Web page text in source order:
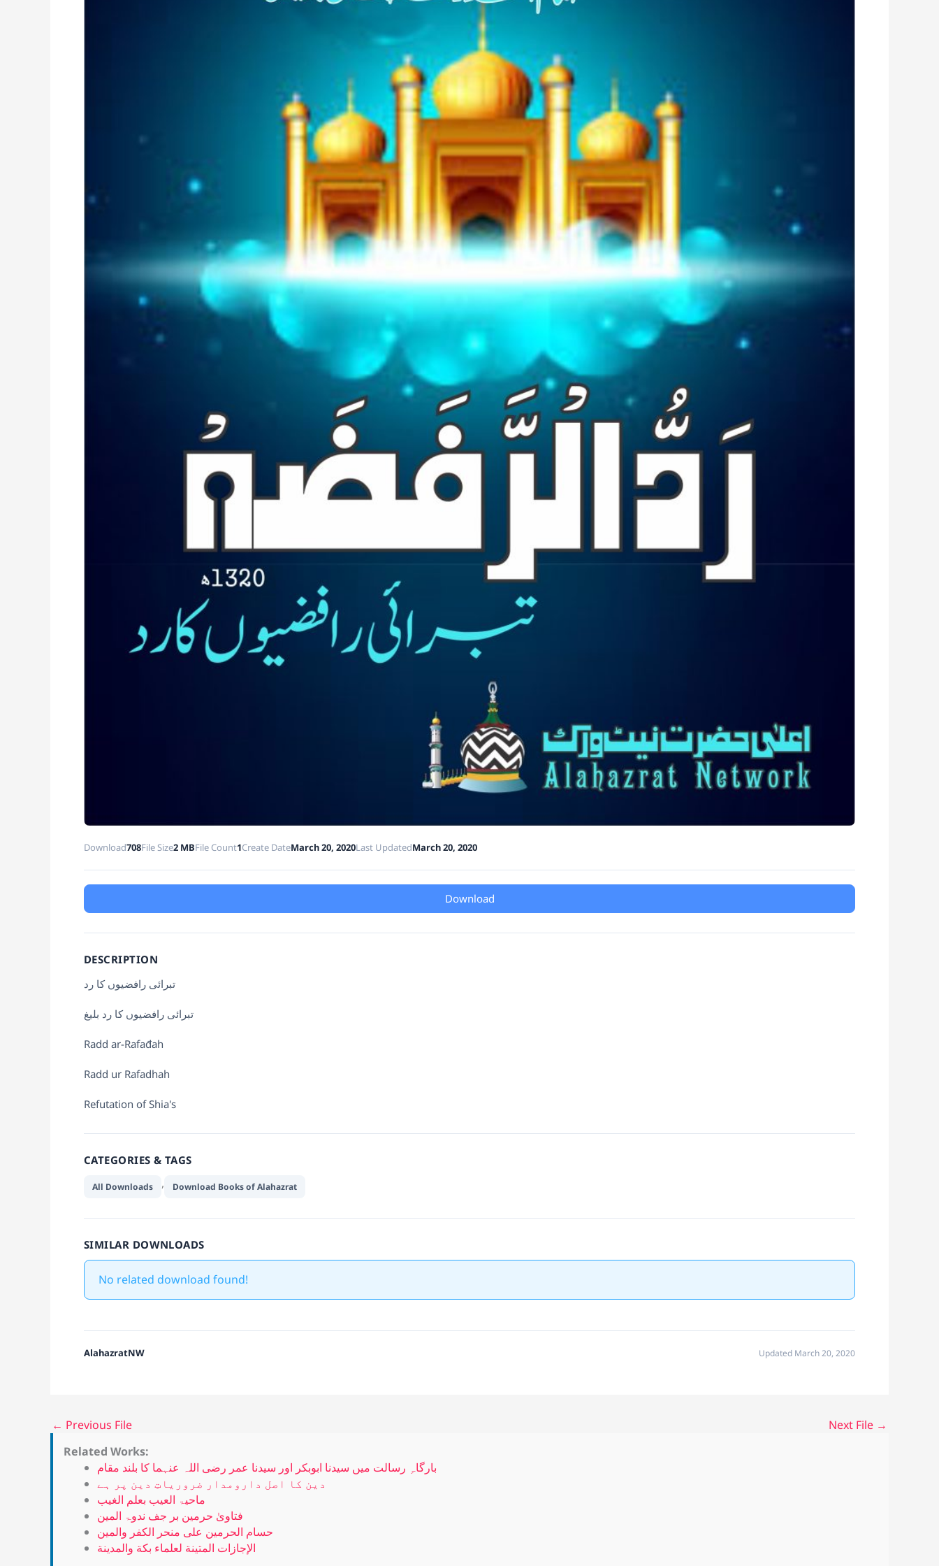
Download708File Size2 MBFile Count1Create DateMarch 20, 2020Last UpdatedMarch 20, 2020
Download
DESCRIPTION
تبرائی رافضیوں کا رد
تبرائی رافضیوں کا رد بلیغ
Radd ar-Rafađah
Radd ur Rafadhah
Refutation of Shia's
CATEGORIES & TAGS
All Downloads , Download Books of Alahazrat
SIMILAR DOWNLOADS
No related download found!
AlahazratNW Updated March 20, 2020
← Previous File Next File →
Related Works:
بارگاہِ رسالت میں سیدنا ابوبکر اور سیدنا عمر رضی اللہ عنہما کا بلند مقام
دین کا اصل دارومدار ضروریاتِ دین پر ہے
ماحیۃ العیب بعلم الغیب
فتاویٰ حرمین بر جف ندوۃ المین
حسام الحرمين على منحر الكفر والمين
الإجازات المتينة لعلماء بكة والمدينة